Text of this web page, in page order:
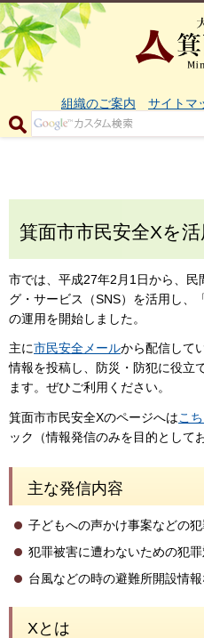
組織のご案内 サイトマ
箕面市市民安全Xを
市では、平成27年2月1日から、
グ・サービス（SNS）を活用し、
の運用を開始しました。
主に市民安全メールから配信して
情報を投稿し、防災・防犯に役立
ます。ぜひご利用ください。
箕面市市民安全Xのページへはこ
ック（情報発信のみを目的として
主な発信内容
子どもへの声かけ事案などの
犯罪被害に遭わないための犯
台風などの時の避難所開設情
Xとは